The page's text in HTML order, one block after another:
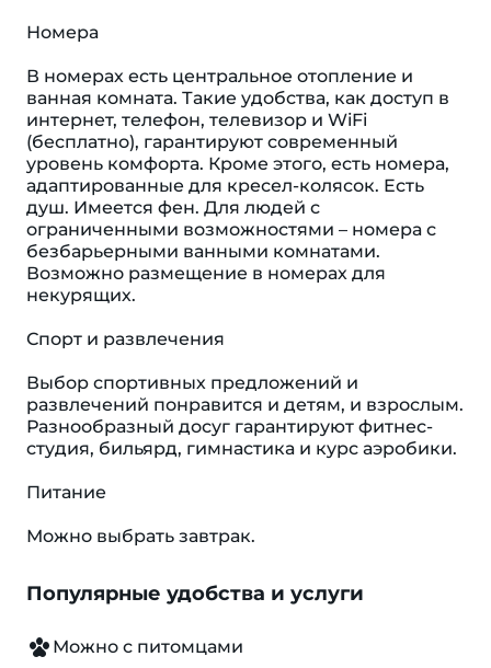
Номера
В номерах есть центральное отопление и
ванная комната. Такие удобства, как доступ в
интернет, телефон, телевизор и WiFi
(бесплатно), гарантируют современный
уровень комфорта. Кроме этого, есть номера,
адаптированные для кресел-колясок. Eсть
душ. Имеется фен. Для людей с
ограниченными возможностями – номера с
безбарьерными ванными комнатами.
Возможно размещение в номерах для
некурящих.
Спорт и развлечения
Выбор спортивных предложений и
развлечений понравится и детям, и взрослым.
Разнообразный досуг гарантируют фитнес-
студия, бильярд, гимнастика и курс аэробики.
Питание
Можно выбрать завтрак.
Популярные удобства и услуги
Можно с питомцами